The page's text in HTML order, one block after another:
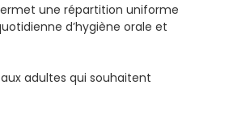
une répartition uniforme
d’hygiène orale et
adultes qui souhaitent